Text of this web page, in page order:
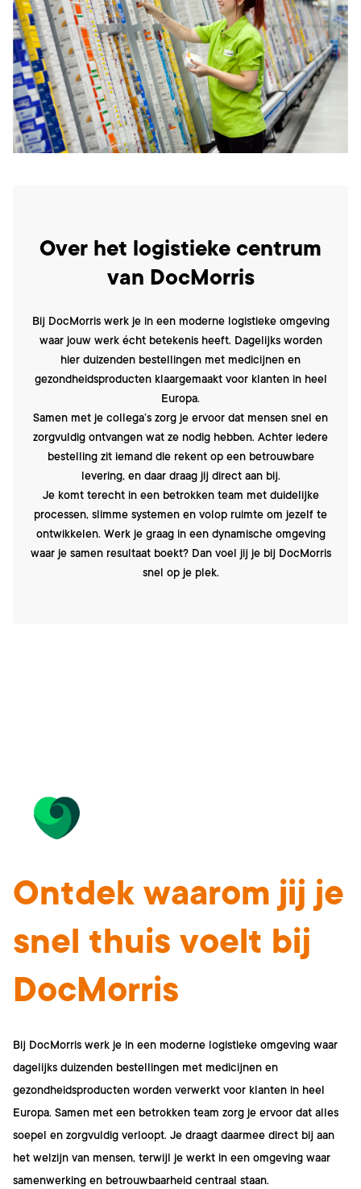
Over het logistieke centrum
van DocMorris
Bij DocMorris werk je in een moderne logistieke omgeving
waar jouw werk écht betekenis heeft. Dagelijks worden
hier duizenden bestellingen met medicijnen en
gezondheidsproducten klaargemaakt voor klanten in heel
Europa.
Samen met je collega’s zorg je ervoor dat mensen snel en
zorgvuldig ontvangen wat ze nodig hebben. Achter iedere
bestelling zit iemand die rekent op een betrouwbare
levering, en daar draag jij direct aan bij.
Je komt terecht in een betrokken team met duidelijke
processen, slimme systemen en volop ruimte om jezelf te
ontwikkelen. Werk je graag in een dynamische omgeving
waar je samen resultaat boekt? Dan voel jij je bij DocMorris
snel op je plek.
Ontdek waarom jij je
snel thuis voelt bij
DocMorris
Bij DocMorris werk je in een moderne logistieke omgeving waar
dagelijks duizenden bestellingen met medicijnen en
gezondheidsproducten worden verwerkt voor klanten in heel
Europa. Samen met een betrokken team zorg je ervoor dat alles
soepel en zorgvuldig verloopt. Je draagt daarmee direct bij aan
het welzijn van mensen, terwijl je werkt in een omgeving waar
samenwerking en betrouwbaarheid centraal staan.